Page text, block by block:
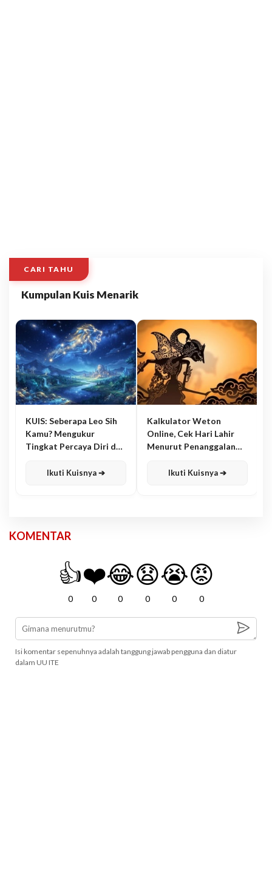
CARI TAHU
Kumpulan Kuis Menarik
KUIS: Seberapa Leo Sih
Kamu? Mengukur
Tingkat Percaya Diri dan
Ikuti Kuisnya ➔
Kalkulator Weton
Online, Cek Hari Lahir
Menurut Penanggalan
Ikuti Kuisnya ➔
KOMENTAR
👍
0
❤️
0
😂
0
😧
0
😭
0
😡
0
Isi komentar sepenuhnya adalah tanggung jawab pengguna dan diatur
dalam UU ITE